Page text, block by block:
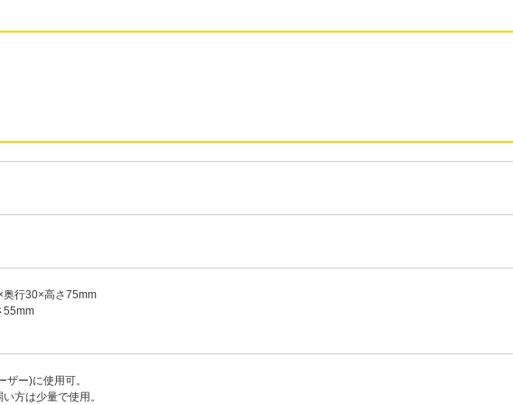
奥行30×高さ75mm
55mm
ー)に使用可。
方は少量で使用。